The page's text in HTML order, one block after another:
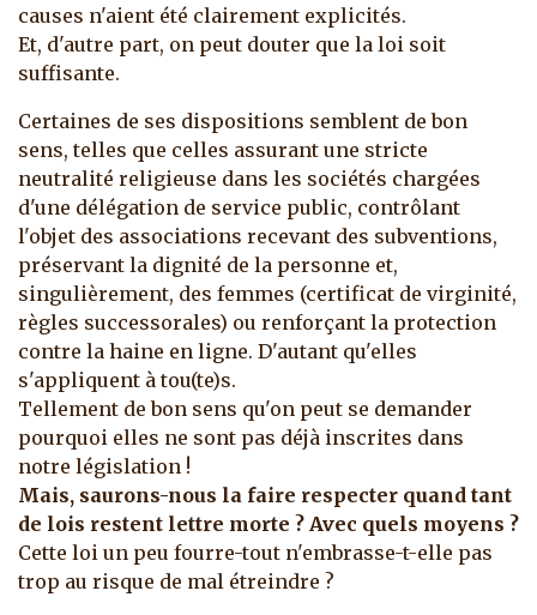
causes n'aient été clairement explicités.
Et, d'autre part, on peut douter que la loi soit
suffisante.
Certaines de ses dispositions semblent de bon
sens, telles que celles assurant une stricte
neutralité religieuse dans les sociétés chargées
d'une délégation de service public, contrôlant
l'objet des associations recevant des subventions,
préservant la dignité de la personne et,
singulièrement, des femmes (certificat de virginité,
règles successorales) ou renforçant la protection
contre la haine en ligne. D'autant qu'elles
s'appliquent à tou(te)s.
Tellement de bon sens qu'on peut se demander
pourquoi elles ne sont pas déjà inscrites dans
notre législation !
Mais, saurons-nous la faire respecter quand tant
de lois restent lettre morte ? Avec quels moyens ?
Cette loi un peu fourre-tout n'embrasse-t-elle pas
trop au risque de mal étreindre ?